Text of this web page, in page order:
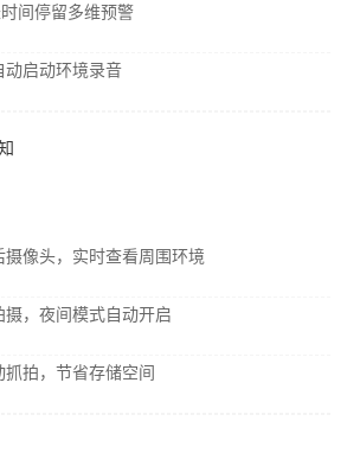
间停留多维预警
动启动环境录音
摄像头，实时查看周围环境
摄，夜间模式自动开启
抓拍，节省存储空间